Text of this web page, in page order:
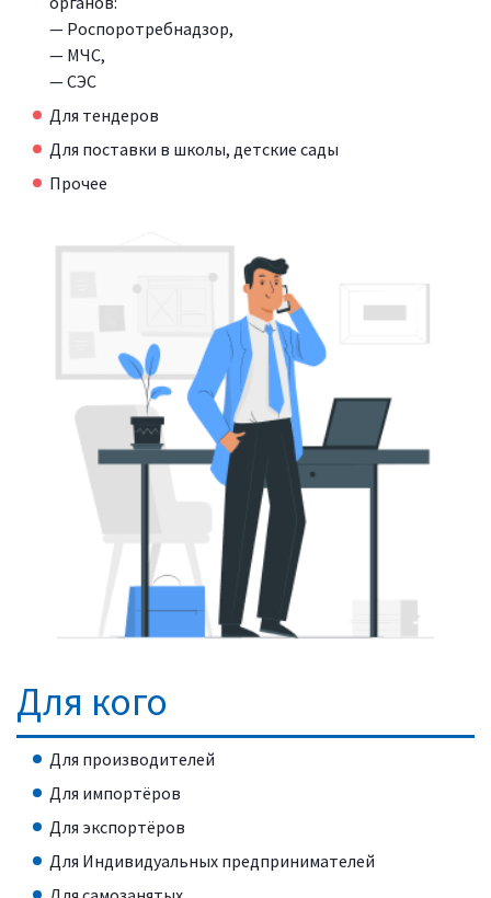
— Роспоротребнадзор,
— МЧС,
— СЭС
Для тендеров
Для поставки в школы, детские сады
Прочее
Для кого
Для производителей
Для импортёров
Для экспортёров
Для Индивидуальных предпринимателей